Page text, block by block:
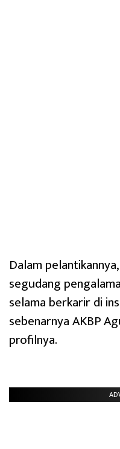
Dalam
segudang
selama berkarir di
sebenarnya AKBP
profilnya.